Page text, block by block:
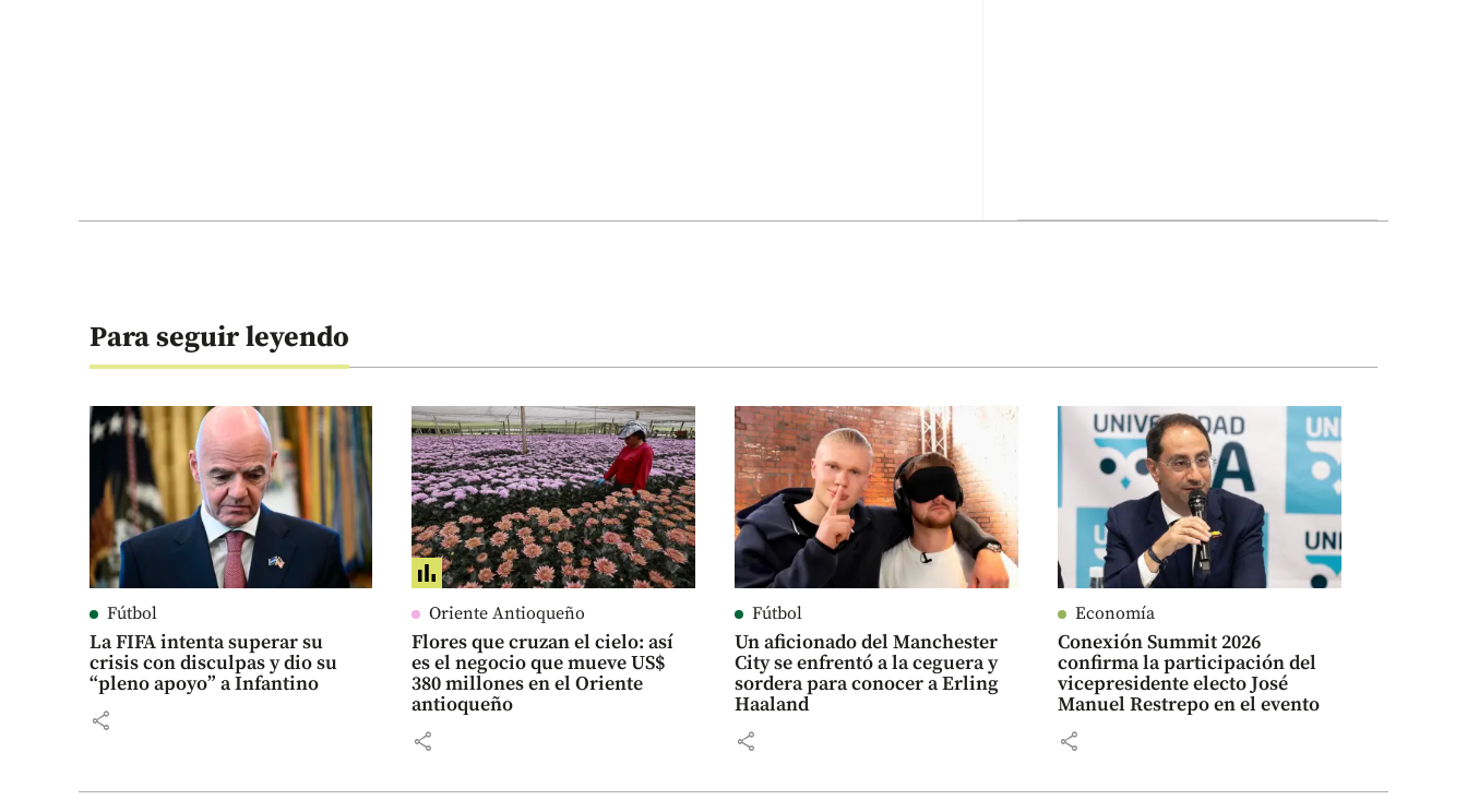
Para seguir leyendo
Fútbol
La FIFA intenta superar su
crisis con disculpas y dio su
“pleno apoyo” a Infantino
share
Oriente Antioqueño
Flores que cruzan el cielo: así
es el negocio que mueve US$
380 millones en el Oriente
antioqueño
share
Fútbol
Un aficionado del Manchester
City se enfrentó a la ceguera y
sordera para conocer a Erling
Haaland
share
Economía
Conexión Summit 2026
confirma la participación del
vicepresidente electo José
Manuel Restrepo en el evento
share